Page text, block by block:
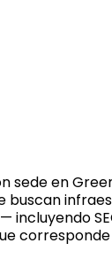
sede en